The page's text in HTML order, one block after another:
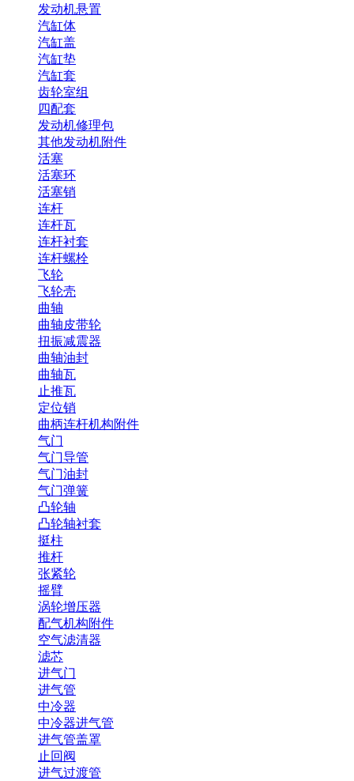
发动机悬置
汽缸体
汽缸盖
汽缸垫
汽缸套
齿轮室组
四配套
发动机修理包
其他发动机附件
活塞
活塞环
活塞销
连杆
连杆瓦
连杆衬套
连杆螺栓
飞轮
飞轮壳
曲轴
曲轴皮带轮
扭振减震器
曲轴油封
曲轴瓦
止推瓦
定位销
曲柄连杆机构附件
气门
气门导管
气门油封
气门弹簧
凸轮轴
凸轮轴衬套
挺柱
推杆
张紧轮
摇臂
涡轮增压器
配气机构附件
空气滤清器
滤芯
进气门
进气管
中冷器
中冷器进气管
进气管盖罩
止回阀
进气过渡管